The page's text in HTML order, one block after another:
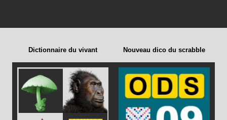
Dictionnaire du vivant Nouveau dico du scrabble